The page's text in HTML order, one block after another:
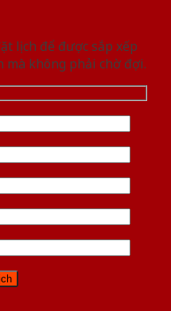
lịch để được sắp xếp
mà không phải chờ đợi.